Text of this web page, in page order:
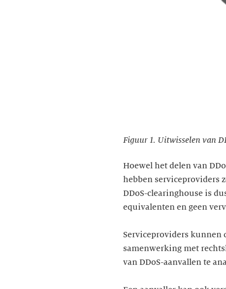
Figuur 1. Uitwisselen van
Hoewel het delen van
hebben serviceproviders
DDoS-clearinghouse is
equivalenten en geen
Serviceproviders kunnen
samenwerking met
van DDoS-aanvallen te